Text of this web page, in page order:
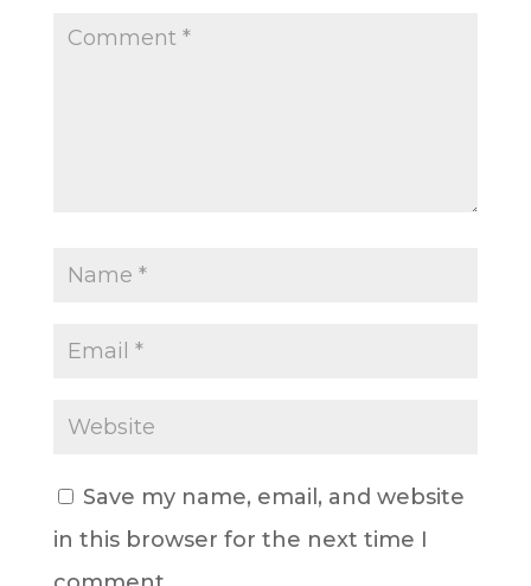
Save my name, email, and website
in this browser for the next time I